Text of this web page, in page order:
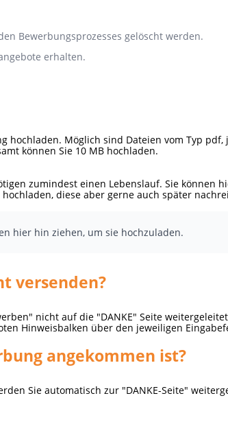
Bewerbungsprozesses gelöscht werden.
erhalten.
hochladen. Möglich sind Dateien vom Typ pdf,
können Sie 10 MB hochladen.
zumindest einen Lebenslauf. Sie können
diese aber gerne auch später
hier hin ziehen, um sie hochzuladen.
versenden?
nicht auf die "DANKE" Seite
Hinweisbalken über den jeweiligen
angekommen ist?
Sie automatisch zur "DANKE-Seite"